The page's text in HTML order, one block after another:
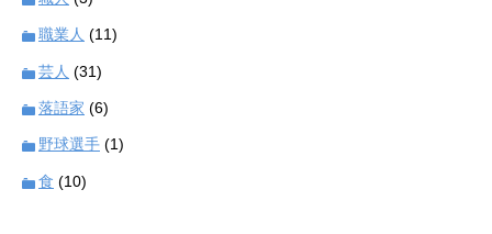
職業人 (11)
芸人 (31)
落語家 (6)
野球選手 (1)
食 (10)